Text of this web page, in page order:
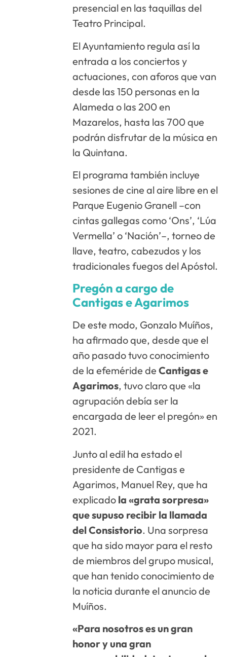
presencial en las taquillas del
Teatro Principal.
El Ayuntamiento regula así la
entrada a los conciertos y
actuaciones, con aforos que van
desde las 150 personas en la
Alameda o las 200 en
Mazarelos, hasta las 700 que
podrán disfrutar de la música en
la Quintana.
El programa también incluye
sesiones de cine al aire libre en el
Parque Eugenio Granell –con
cintas gallegas como ‘Ons’, ‘Lúa
Vermella’ o ‘Nación’–, torneo de
llave, teatro, cabezudos y los
tradicionales fuegos del Apóstol.
Pregón a cargo de
Cantigas e Agarimos
De este modo, Gonzalo Muíños,
ha afirmado que, desde que el
año pasado tuvo conocimiento
de la efeméride deCantigas e
Agarimos, tuvo claro que «la
agrupación debía ser la
encargada de leer el pregón» en
2021.
Junto al edil ha estado el
presidente de Cantigas e
Agarimos, Manuel Rey, que ha
explicado la «grata sorpresa»
que supuso recibir la llamada
del Consistorio. Una sorpresa
que ha sido mayor para el resto
de miembros del grupo musical,
que han tenido conocimiento de
la noticia durante el anuncio de
Muíños.
«Para nosotros es un gran
honor y una gran